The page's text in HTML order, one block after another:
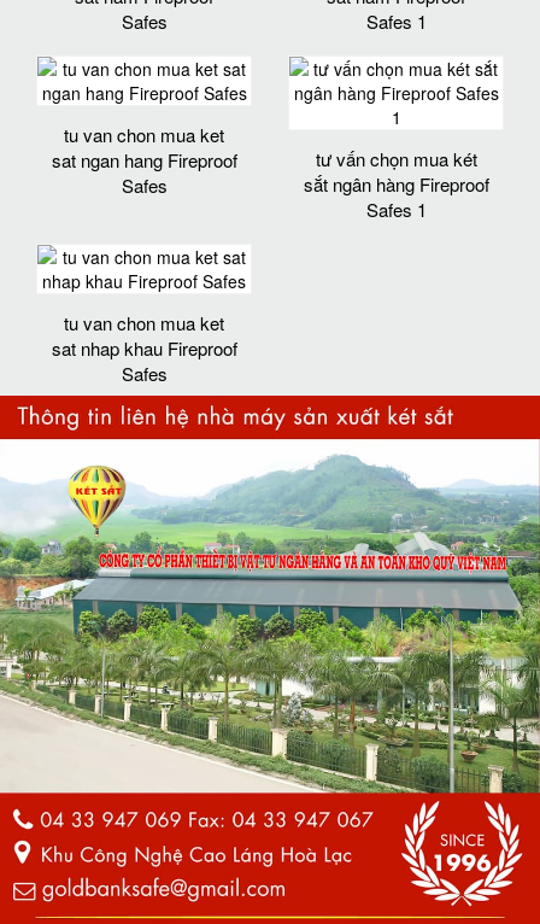
Safes
Safes 1
tu van chon mua ket
sat ngan hang Fireproof
Safes
tư vấn chọn mua két
sắt ngân hàng Fireproof
Safes 1
tu van chon mua ket
sat nhap khau Fireproof
Safes